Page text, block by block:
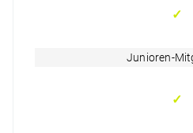
✓
Junioren-
✓